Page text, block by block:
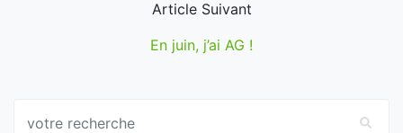
Article Suivant
En juin, j’ai AG !